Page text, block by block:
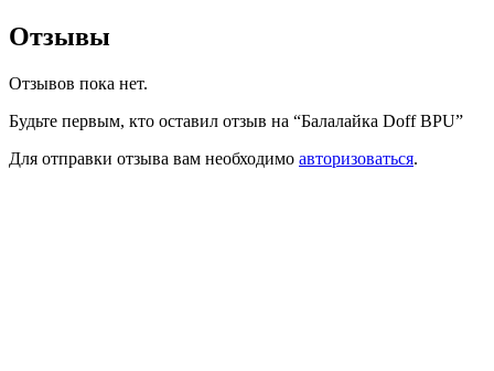
Отзывы
Отзывов пока нет.
Будьте первым, кто оставил отзыв на “Балалайка Doff BPU”
Для отправки отзыва вам необходимо авторизоваться.